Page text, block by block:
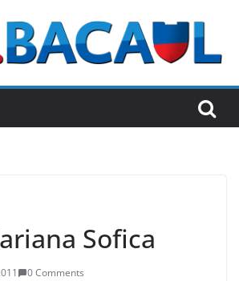
Sofica
0 Comments